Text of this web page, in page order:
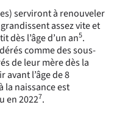
serviront à renouveler
assez vite et
dès l’âge d’un an5.
comme des sous-
de leur mère dès la
avant l’âge de 8
la naissance est
en 20227.